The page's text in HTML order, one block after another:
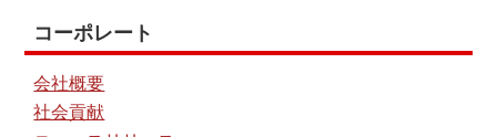
コーポレート
会社概要
社会貢献